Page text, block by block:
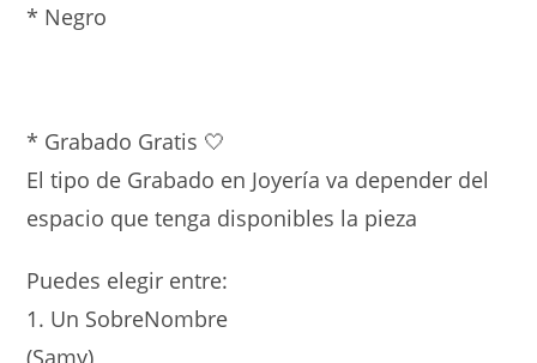
* Negro
* Grabado Gratis 🤍
El tipo de Grabado en Joyería va depender del
espacio que tenga disponibles la pieza
Puedes elegir entre:
1. Un SobreNombre
(Samy)